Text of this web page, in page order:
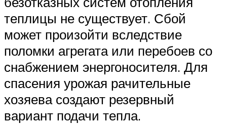
теплицы не существует. Сбой
может произойти вследствие
поломки агрегата или перебоев со
снабжением энергоносителя. Для
спасения урожая рачительные
хозяева создают резервный
вариант подачи тепла.